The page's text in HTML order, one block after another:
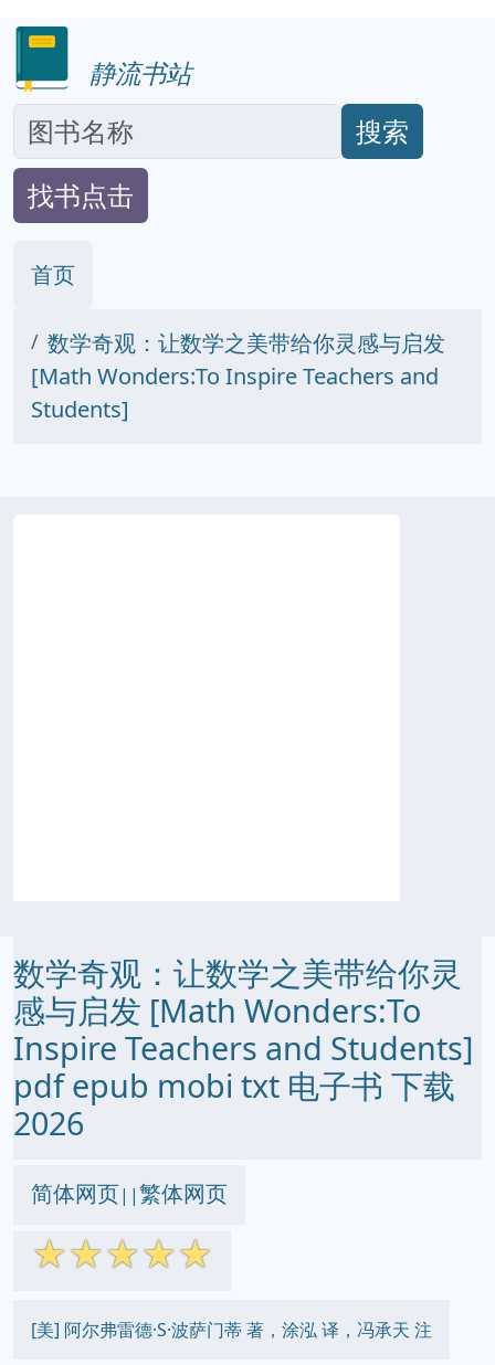
静流书站
搜索
找书点击
首页
数学奇观：让数学之美带给你灵感与启发
[Math Wonders:To Inspire Teachers and
Students]
数学奇观：让数学之美带给你灵
感与启发 [Math Wonders:To
Inspire Teachers and Students]
pdf epub mobi txt 电子书 下载
2026
简体网页||繁体网页
☆☆☆☆☆
[美] 阿尔弗雷德·S·波萨门蒂 著，涂泓 译，冯承天 注